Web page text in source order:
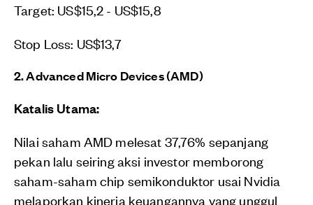
Target: US$15,2 - US$15,8
Stop Loss: US$13,7
2. Advanced Micro Devices (AMD)
Katalis Utama:
Nilai saham AMD melesat 37,76% sepanjang
pekan lalu seiring aksi investor memborong
saham-saham chip semikonduktor usai Nvidia
melaporkan kinerja keuangannya yang unggul